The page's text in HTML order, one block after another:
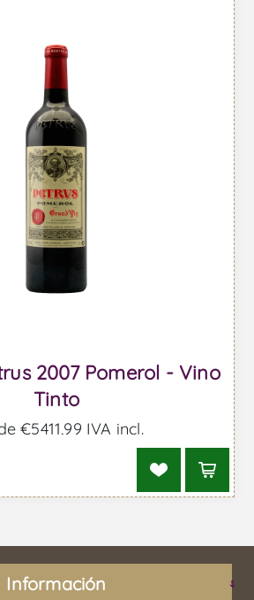
2007 Pomerol - Vino
Tinto
€5411,99 IVA incl.
Información